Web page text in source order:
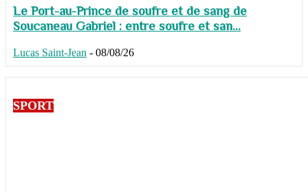
Le Port-au-Prince de soufre et de sang de
Soucaneau Gabriel : entre soufre et san...
Lucas Saint-Jean - 08/08/26
SPORT